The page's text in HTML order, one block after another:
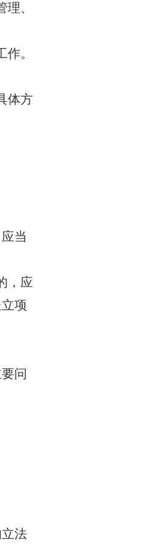
、
。
体方
当
，应
项
问
法